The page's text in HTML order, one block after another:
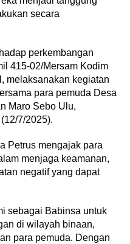
secara
perkembangan
415-02/Mersam Kodim
melaksanakan kegiatan
para pemuda Desa
Maro Sebo Ulu,
7/2025).
Petrus mengajak para
menjaga keamanan,
negatif yang dapat
sebagai Babinsa untuk
di wilayah binaan,
para pemuda. Dengan